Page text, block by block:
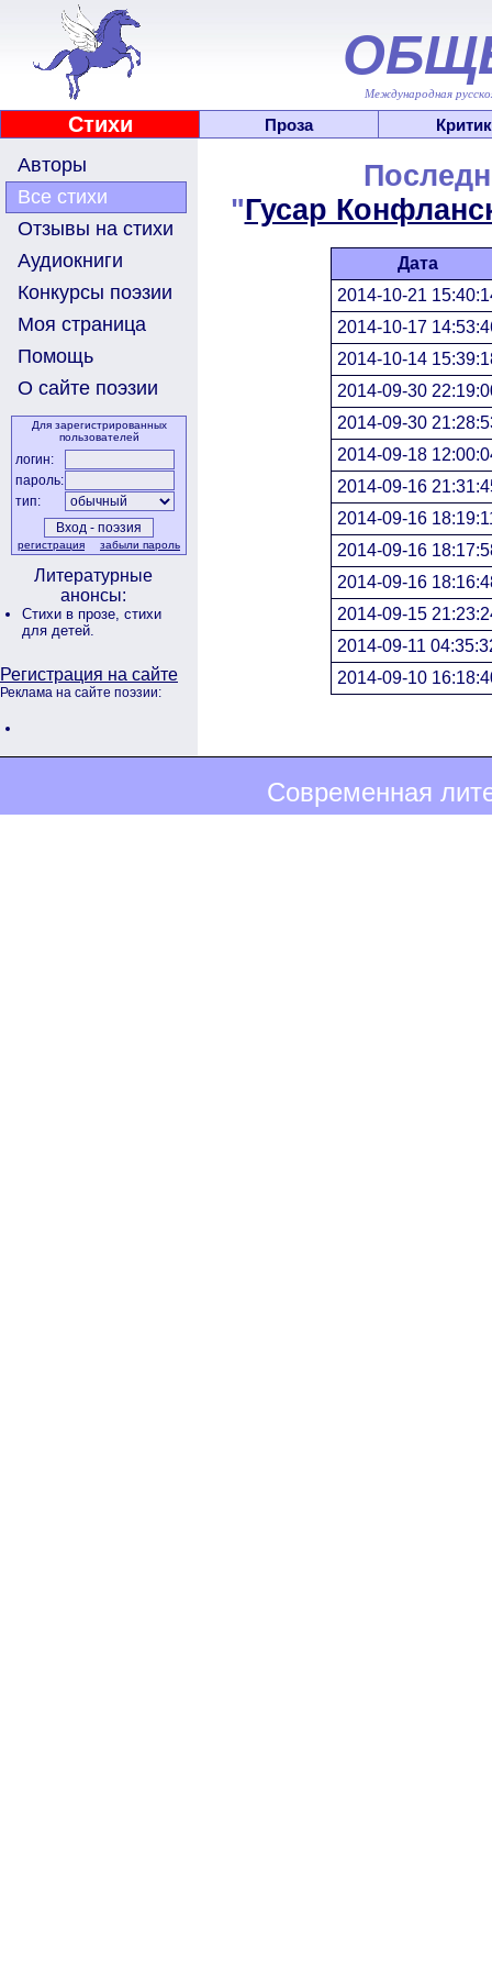
Международная
Стихи Проза
Авторы
Все стихи
Отзывы на стихи
Аудиокниги
Конкурсы поэзии
Моя страница
Помощь
О сайте поэзии
Для зарегистрированных
пользователей
логин:
пароль:
тип:
регистрация забыли пароль
Литературные
анонсы:
Стихи в прозе, стихи
для детей.
Регистрация на сайте
Реклама на сайте поэзии:
"Гусар
Дата
2014-10-21
2014-10-17
2014-10-14
2014-09-30
2014-09-30
2014-09-18
2014-09-16
2014-09-16
2014-09-16
2014-09-16
2014-09-15
2014-09-11
2014-09-10
Современная